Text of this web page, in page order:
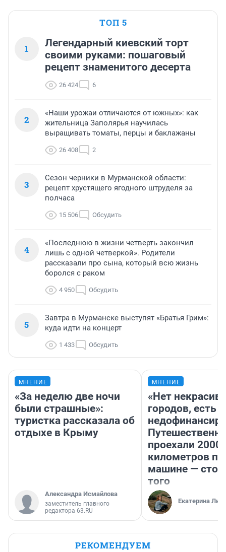
ТОП 5
1
Легендарный киевский торт
своими руками: пошаговый
рецепт знаменитого десерта
26 424 6
2
«Наши урожаи отличаются от южных»: как
жительница Заполярья научилась
выращивать томаты, перцы и баклажаны
26 408 2
3
Сезон черники в Мурманской области:
рецепт хрустящего ягодного штруделя за
полчаса
15 506 Обсудить
4
«Последнюю в жизни четверть закончил
лишь с одной четверкой». Родители
рассказали про сына, который всю жизнь
боролся с раком
4 950 Обсудить
5
Завтра в Мурманске выступят «Братья Грим»:
куда идти на концерт
1 433 Обсудить
МНЕНИЕ
«За неделю две ночи
были страшные»:
туристка рассказала об
отдыхе в Крыму
Александра Исмайлова
заместитель главного
редактора 63.RU
МНЕНИЕ
«Нет
городов, есть
проехали 2000
километров по
машине —
того
Екатерина
РЕКОМЕНДУЕМ